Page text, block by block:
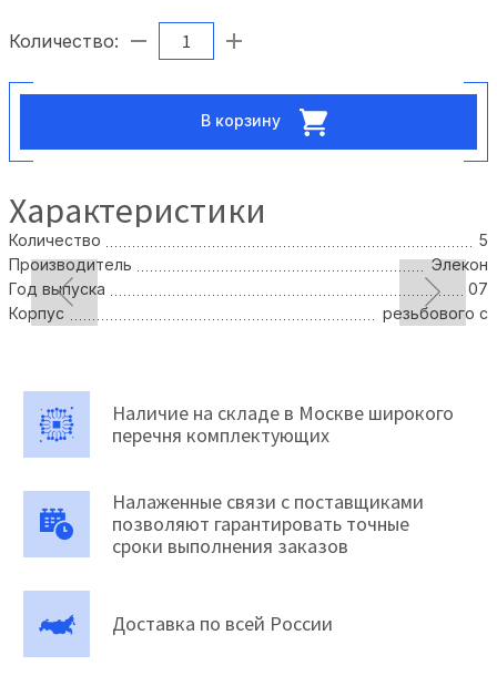
Количество:
В корзину
Характеристики
Количество
5
Производитель
Элекон
Год выпуска
07
Корпус
резьбового с
Наличие на складе в Москве широкого
перечня комплектующих
Налаженные связи с поставщиками
позволяют гарантировать точные
сроки выполнения заказов
Доставка по всей России